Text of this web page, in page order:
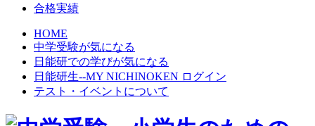
合格実績
HOME
中学受験が気になる
日能研での学びが気になる
日能研生--MY NICHINOKEN ログイン
テスト・イベントについて